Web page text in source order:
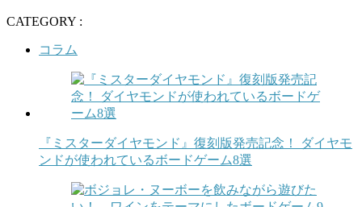
CATEGORY :
コラム
『ミスターダイヤモンド』復刻版発売記念！ ダイヤモ
ンドが使われているボードゲーム8選